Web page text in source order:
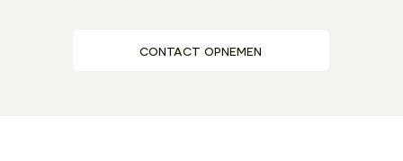
contact opnemen